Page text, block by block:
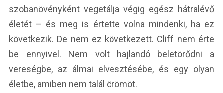
szobanövényként vegetálja végig egész hátralévő
életét – és meg is értette volna mindenki, ha ez
következik. De nem ez következett. Cliff nem érte
be ennyivel. Nem volt hajlandó beletörődni a
vereségbe, az álmai elvesztésébe, és egy olyan
életbe, amiben nem talál örömöt.